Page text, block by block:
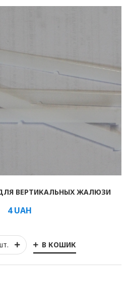
В КОШИК
ВЕРТИКАЛЬНЫХ ЖАЛЮЗИ
4UAH